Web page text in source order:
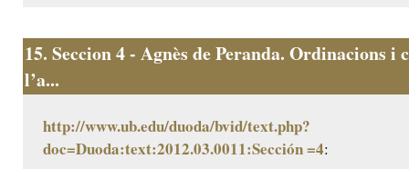
15. Seccion 4 - Agnès de Peranda. Ordinacions i
l’a...
http://www.ub.edu/duoda/bvid/text.php?
doc=Duoda:text:2012.03.0011:Sección =4: